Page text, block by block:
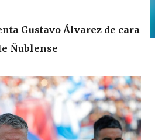
Gustavo Álvarez de cara
Ñublense